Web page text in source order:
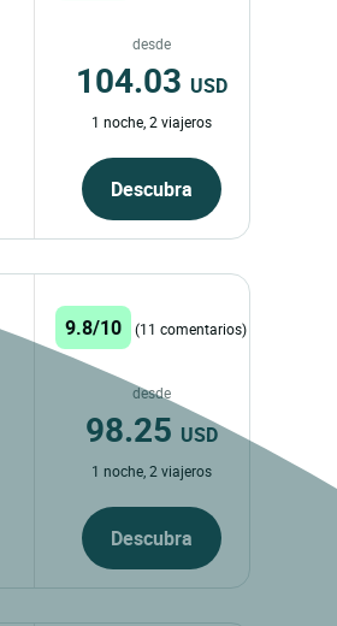
desde
104.03 USD
1 noche, 2 viajeros
Descubra
9.8/10 (11 comentarios)
desde
98.25 USD
1 noche, 2 viajeros
Descubra